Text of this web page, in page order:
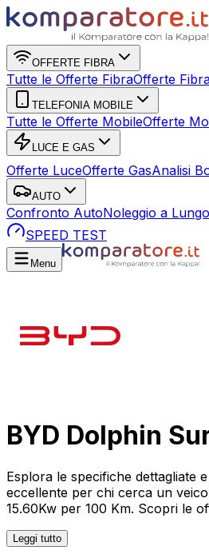
OFFERTE FIBRA
Tutte le Offerte FibraOfferte
TELEFONIA MOBILE
Tutte le Offerte MobileOfferte
LUCE E GAS
Offerte LuceOfferte GasAnalisi
AUTO
Confronto AutoNoleggio a
SPEED TEST
Menu
BYD Dolphin
Esplora le specifiche dettagliate
eccellente per chi cerca un
15.60Kw per 100 Km. Scopri le
Leggi tutto